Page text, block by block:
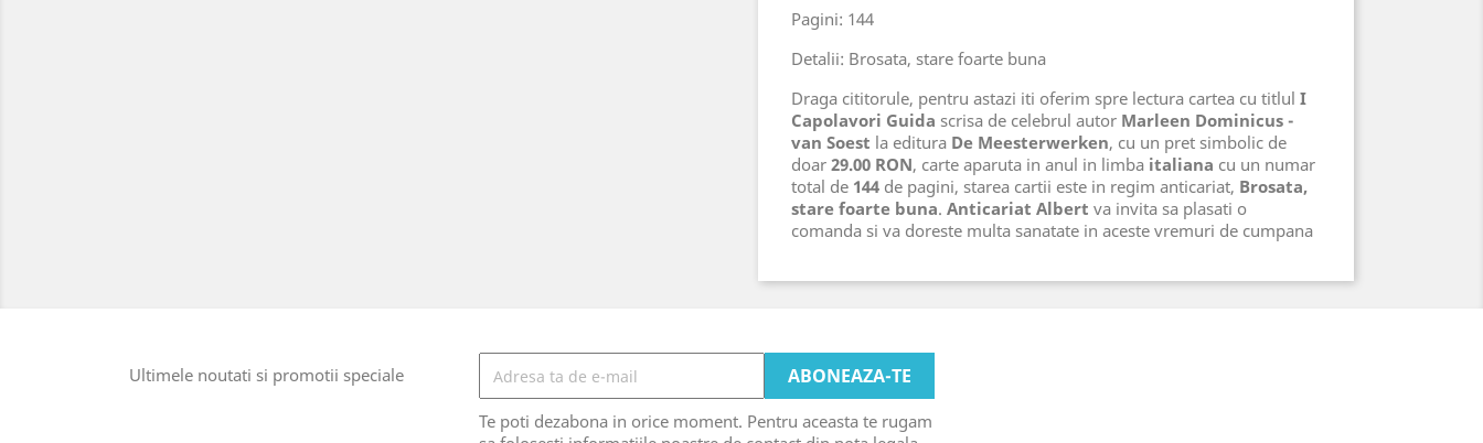
Pagini: 144
Detalii: Brosata, stare foarte buna
Draga cititorule, pentru astazi iti oferim spre lectura cartea cu titlul I
Capolavori Guida scrisa de celebrul autor Marleen Dominicus -
van Soest la editura De Meesterwerken, cu un pret simbolic de
doar 29.00 RON, carte aparuta in anul in limba italiana cu un numar
total de 144 de pagini, starea cartii este in regim anticariat, Brosata,
stare foarte buna. Anticariat Albert va invita sa plasati o
comanda si va doreste multa sanatate in aceste vremuri de cumpana
Ultimele noutati si promotii speciale
Te poti dezabona in orice moment. Pentru aceasta te rugam